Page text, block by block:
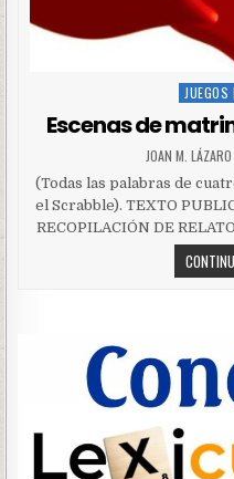
Posted
JUEGOS
Escenas de
JOAN M. LÁZARO
(Todas las palabras de
el Scrabble). TEXTO
RECOPILACIÓN DE